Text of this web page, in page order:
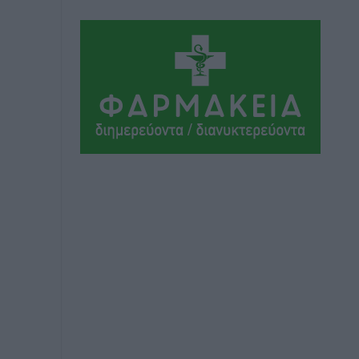
Συνελήφθη 37χρονη στη Ρόδο γιατί
είχε αφήσει τα τρία ανήλικα παιδιά της
χωρίς επιτήρηση
Τοπικές Ειδήσεις πριν 11 ώρες
Σταυρός Καλυθιών: Απέκτησε την